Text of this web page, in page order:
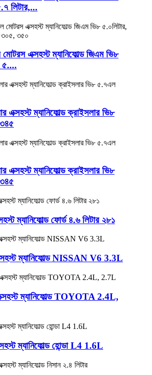
লিটার,...
মোটরস এক্সহস্ট ম্যানিফোল্ড জিএম ভি৮
এক্সহস্ট ম্যানিফোল্ড ক্রাইসলার ভি৮
এক্সহস্ট ম্যানিফোল্ড ক্রাইসলার ভি৮
ম্যানিফোল্ড ফোর্ড ৪.৬ লিটার ২৮১
ম্যানিফোল্ড NISSAN V6 3.3L
ম্যানিফোল্ড TOYOTA 2.4L,
ম্যানিফোল্ড হোন্ডা L4 1.6L